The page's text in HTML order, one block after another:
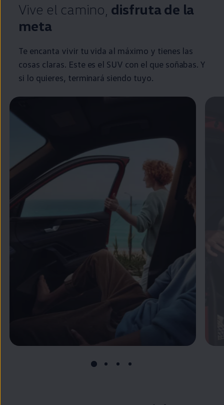
Vive el camino, disfruta de la
meta
Te encanta vivir tu vida al máximo y tienes las
cosas claras. Este es el SUV con el que soñabas. Y
si lo quieres, terminará siendo tuyo.
Enable fullscreen mode